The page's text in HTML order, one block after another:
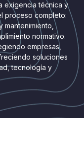
exigencia técnica y
proceso completo:
normativo.
empresas,
soluciones
tecnología y